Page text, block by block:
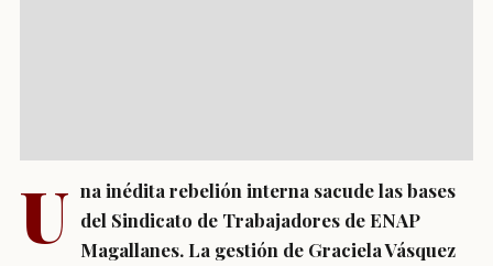
U na inédita rebelión interna sacude las bases
del Sindicato de Trabajadores de ENAP
Magallanes. La gestión de Graciela Vásquez